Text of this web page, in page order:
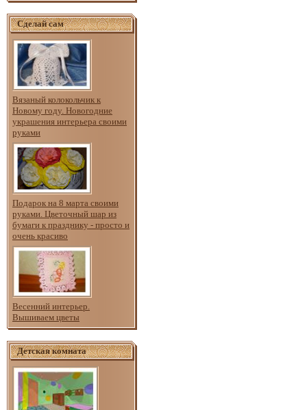
Сделай сам
Вязаный колокольчик к
Новому году. Новогодние
украшения интерьера своими
руками
Подарок на 8 марта своими
руками. Цветочный шар из
бумаги к празднику - просто и
очень красиво
Весенний интерьер.
Вышиваем цветы
Детская комната